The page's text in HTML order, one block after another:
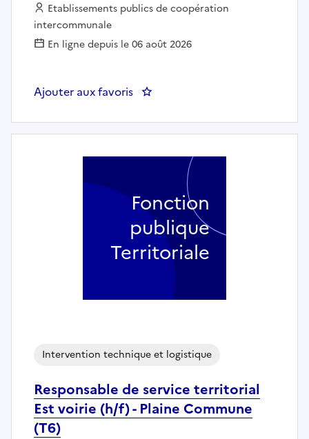
Employeur :
Etablissements publics de coopération
intercommunale
En ligne depuis le 06 août 2026
Ajouter aux favoris : Agent de déchetterie -
Responsable de service territorial
Est voirie (h/f) - Plaine Commune
(T6)
Intervention technique et logistique
Fonction
publique
Territoriale